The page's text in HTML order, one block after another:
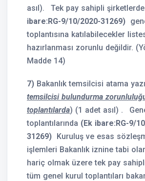
asıl).
Tek pay sahipli şirketlerde
ibare:RG-9/10/2020-31269)
toplantısına katılabilecekler
hazırlanması zorunlu değildir.
Madde 14)
7) Bakanlık temsilcisi atama
temsilcisi bulundurma
toplantılarda) (1 adet asıl) .
toplantılarında (Ek ibare:RG-9/
31269) Kuruluş ve esas
işlemleri Bakanlık iznine tabi
hariç olmak üzere tek pay
tüm genel kurul toplantıları